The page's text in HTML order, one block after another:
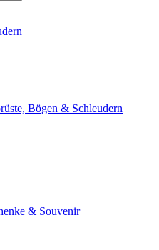
Bögen & Schleudern
& Souvenir